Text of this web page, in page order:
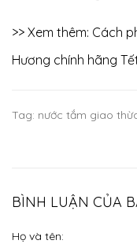
>> Xem thêm: Cách
Hương chính hãng
Tag: nước tắm giao
BÌNH LUẬN CỦA
Họ và tên: